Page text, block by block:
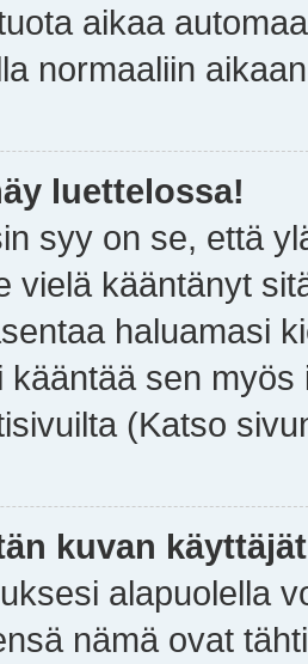
aikaa
normaaliin
luettelossa!
syy on se, että
vielä kääntänyt
haluamasi
kääntää sen
(Katso
kuvan
alapuolella
nämä ovat